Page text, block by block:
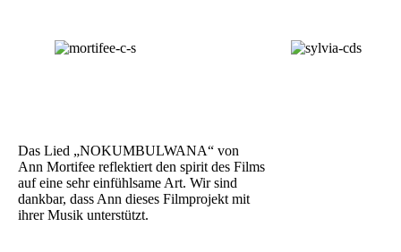
Das Lied „NOKUMBULWANA“ von
Ann Mortifee reflektiert den spirit des Films
auf eine sehr einfühlsame Art. Wir sind
dankbar, dass Ann dieses Filmprojekt mit
ihrer Musik unterstützt.